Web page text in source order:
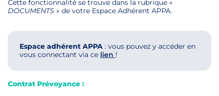
Cette fonctionnalité se trouve dans la rubrique «
DOCUMENTS » de votre Espace Adhérent APPA.
Espace adhérent APPA : vous pouvez y accéder en
vous connectant via ce lien !
Contrat Prévoyance :